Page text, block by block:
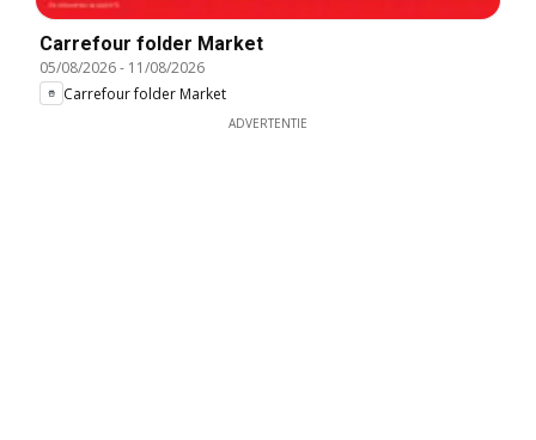
Carrefour folder Market
05/08/2026- 11/08/2026
Carrefour folder Market
ADVERTENTIE